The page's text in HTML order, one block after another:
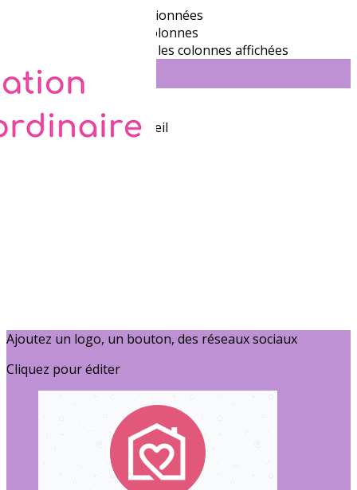
Exporter les lignes sélectionnées
Exporter toutes les colonnes
Exporter uniquement les colonnes affichées
Menu
?>
Images de la page d'accueil
Ajoutez un logo, un bouton, des réseaux sociaux
Cliquez pour éditer